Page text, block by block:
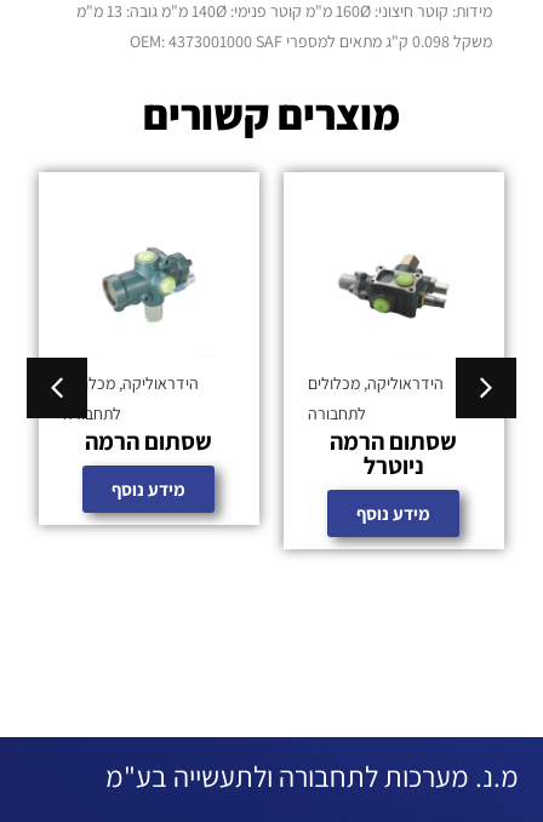
מידות: קוטר חיצוני: 160Ø מ"מ קוטר פנימי: 140Ø מ"מ גובה: 13 מ"מ
משקל 0.098 ק"ג מתאים למספרי OEM: 4373001000 SAF
מוצרים קשורים
הידראוליקה,מכלולים
לתחבורה
שסתום הרמה
ניוטרל
מידע נוסף
הידראוליקה,מכלולים
לתחבורה
שסתום הרמה
מידע נוסף
מ.נ. מערכות לתחבורה ולתעשייה בע"מ